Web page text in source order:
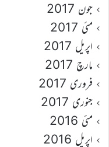
جون 2017
مئی 2017
اپریل 2017
مارچ 2017
فروری 2017
جنوری 2017
مئی 2016
اپریل 2016